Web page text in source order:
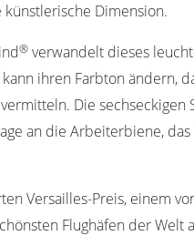
Dimension.
® verwandelt dieses
ihren Farbton ändern,
Die
an die Arbeiterbiene,
Versailles-Preis, einem
Flughäfen der Welt